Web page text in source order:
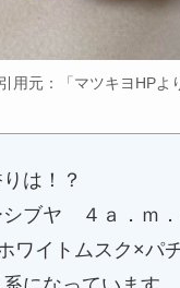
引用元：「マツキヨHPよ
は！？
シブヤ ４ａ．ｍ
ワイトムスク×パ